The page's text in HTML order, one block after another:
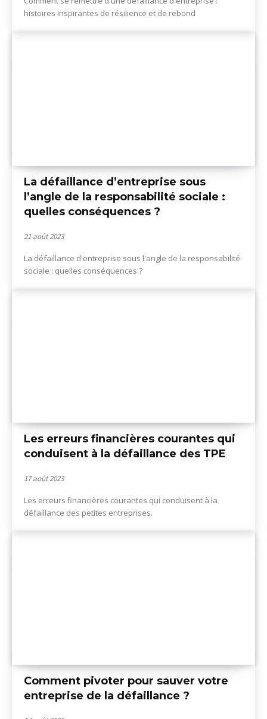
histoires inspirantes de résilience et de rebond
La défaillance d’entreprise sous
l’angle de la responsabilité sociale :
quelles conséquences ?
21 août 2023
La défaillance d'entreprise sous l'angle de la responsabilité
sociale : quelles conséquences ?
Les erreurs financières courantes qui
conduisent à la défaillance des TPE
17 août 2023
Les erreurs financières courantes qui conduisent à la
défaillance des petites entreprises.
Comment pivoter pour sauver votre
entreprise de la défaillance ?